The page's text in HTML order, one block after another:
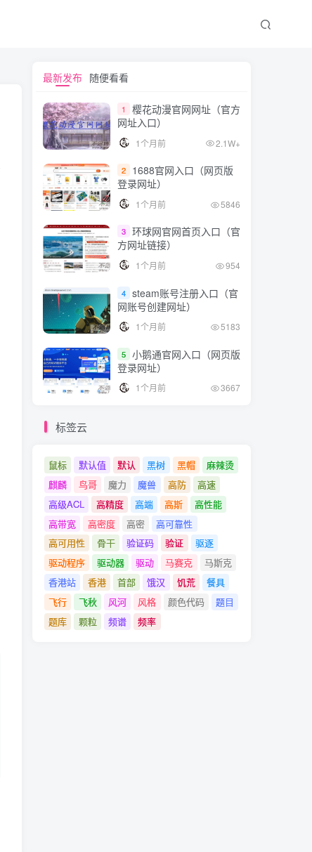
最新发布 随便看看
1
樱花动漫官网网址（官方
网址入口）
1个月前 2.1W+
2
1688官网入口（网页版
登录网址）
1个月前 5846
3 环球网官网首页入口（官
方网址链接）
1个月前 954
4 steam账号注册入口（官
网账号创建网址）
1个月前 5183
5 小鹅通官网入口（网页版
登录网址）
1个月前 3667
标签云
鼠标 默认值 默认 黑树 黑帽
麻辣烫
麒麟
鸟哥 魔力 魔兽 高防
高速
高级ACL
高精度 高端 高斯
高性能
高带宽
高密度 高密
高可靠性
高可用性
骨干 验证码 验证
驱逐
驱动程序
驱动器 驱动 马赛克
马斯克
香港站
香港 首部 饿汉 饥荒
餐具
飞行
飞秋 风河 风格 颜色代码
题目
题库
颗粒 频谱 频率